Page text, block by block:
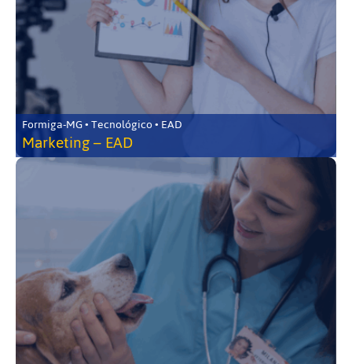
Formiga-MG • Tecnológico • EAD
Marketing – EAD